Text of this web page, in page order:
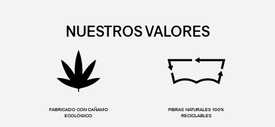
NUESTROS VALORES
FABRICADO CON CAÑAMO
ECOLÓGICO
FIBRAS NATURALES 100%
RECICLABLES